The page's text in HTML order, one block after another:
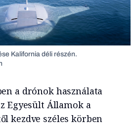
Kalifornia déli részén.
a drónok használata
Egyesült Államok a
kezdve széles körben